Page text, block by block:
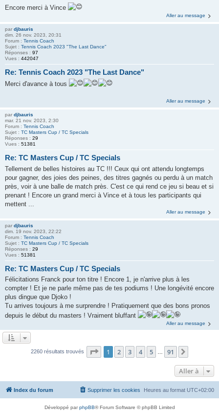
Encore merci à Vince
Aller au message
par djbauris
dim. 26 nov. 2023, 20:31
Forum : Tennis Coach
Sujet : Tennis Coach 2023 "The Last Dance"
Réponses : 97
Vues : 442047
Re: Tennis Coach 2023 "The Last Dance"
Merci d'avance à tous
Aller au message
par djbauris
mar. 21 nov. 2023, 2:30
Forum : Tennis Coach
Sujet : TC Masters Cup / TC Specials
Réponses : 29
Vues : 51381
Re: TC Masters Cup / TC Specials
Tellement de belles histoires au TC !!! Ceux qui ont attendu longtemps
pour gagner, des joies des peines, des titres gagnés ou perdu à un match
près, voir à une balle de match près. C'est ce qui rend ce jeu si beau et si
prenant ! Encore un grand merci à Vince et à tous les participants qui
mettent ...
Aller au message
par djbauris
dim. 19 nov. 2023, 22:22
Forum : Tennis Coach
Sujet : TC Masters Cup / TC Specials
Réponses : 29
Vues : 51381
Re: TC Masters Cup / TC Specials
Félicitations Franck pour ton titre ! Encore 1, je n'arrive plus à les
compter ! Et je ne parle même pas de tes podiums ! Une longévité encore
plus dingue que Djoko !
Tu arrives toujours à me surprendre ! Pratiquement que des bons pronos
depuis le début du masters ! Vraiment bluffant
Aller au message
2260 résultats trouvés Page 1sur91
1 2 3 4 5 91
Aller à
Index du forum Heures au format UTC+02:00
Supprimer les cookies
Développé parphpBB® Forum Software © phpBB Limited